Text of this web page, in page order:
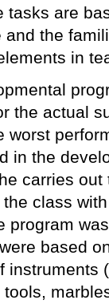
tasks are
and the
in
the actual
worst
in the
carries
class
program
based
instruments
tools,